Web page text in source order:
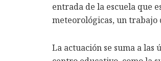
entrada de la escuela que
meteorológicas, un trabajo
La actuación se suma a